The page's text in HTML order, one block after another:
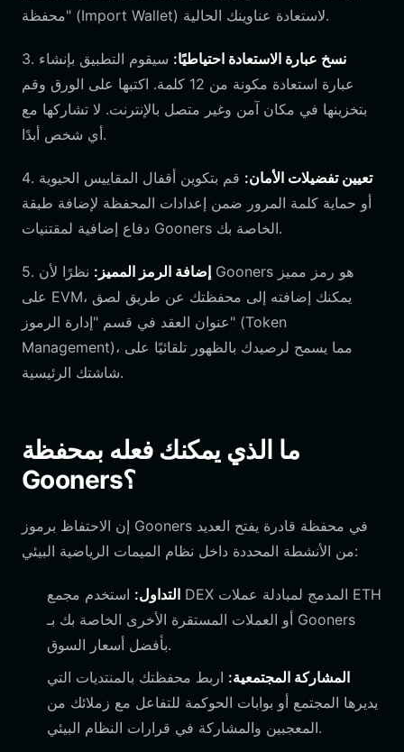
محفظة" (Import Wallet) لاستعادة عناوينك الحالية.
3. نسخ عبارة الاستعادة احتياطيًا: سيقوم التطبيق بإنشاء
عبارة استعادة مكونة من 12 كلمة. اكتبها على الورق وقم
بتخزينها في مكان آمن وغير متصل بالإنترنت. لا تشاركها مع
أي شخص أبدًا.
4. تعيين تفضيلات الأمان: قم بتكوين أقفال المقاييس الحيوية
أو حماية كلمة المرور ضمن إعدادات المحفظة لإضافة طبقة
دفاع إضافية لمقتنيات Gooners الخاصة بك.
5. إضافة الرمز المميز: نظرًا لأن Gooners هو رمز مميز
على EVM، يمكنك إضافته إلى محفظتك عن طريق لصق
عنوان العقد في قسم "إدارة الرموز" (Token
Management)، مما يسمح لرصيدك بالظهور تلقائيًا على
شاشتك الرئيسية.
ما الذي يمكنك فعله بمحفظة
Gooners؟
إن الاحتفاظ برموز Gooners في محفظة قادرة يفتح العديد
من الأنشطة المحددة داخل نظام الميمات الرياضية البيئي:
التداول: استخدم مجمع DEX المدمج لمبادلة عملات ETH
أو العملات المستقرة الأخرى الخاصة بك بـ Gooners
بأفضل أسعار السوق.
المشاركة المجتمعية: اربط محفظتك بالمنتديات التي
يديرها المجتمع أو بوابات الحوكمة للتفاعل مع زملائك من
المعجبين والمشاركة في قرارات النظام البيئي.